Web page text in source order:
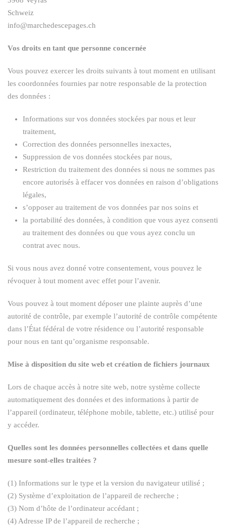
Schweiz
info@marchedescepages.c‍h
Vos droits en tant que personne concernée
Vous pouvez exercer les droits suivants à tout moment en utilisant
les coordonnées fournies par notre responsable de la protection
des données :
Informations sur vos données stockées par nous et leur
traitement,
Correction des données personnelles inexactes,
Suppression de vos données stockées par nous,
Restriction du traitement des données si nous ne sommes pas
encore autorisés à effacer vos données en raison d’obligations
légales,
s’opposer au traitement de vos données par nos soins et
la portabilité des données, à condition que vous ayez consenti
au traitement des données ou que vous ayez conclu un
contrat avec nous.
Si vous nous avez donné votre consentement, vous pouvez le
révoquer à tout moment avec effet pour l’avenir.
Vous pouvez à tout moment déposer une plainte auprès d’une
autorité de contrôle, par exemple l’autorité de contrôle compétente
dans l’État fédéral de votre résidence ou l’autorité responsable
pour nous en tant qu’organisme responsable.
Mise à disposition du site web et création de fichiers journaux
Lors de chaque accès à notre site web, notre système collecte
automatiquement des données et des informations à partir de
l’appareil (ordinateur, téléphone mobile, tablette, etc.) utilisé pour
y accéder.
Quelles sont les données personnelles collectées et dans quelle
mesure sont-elles traitées ?
(1) Informations sur le type et la version du navigateur utilisé ;
(2) Système d’exploitation de l’appareil de recherche ;
(3) Nom d’hôte de l’ordinateur accédant ;
(4) Adresse IP de l’appareil de recherche ;